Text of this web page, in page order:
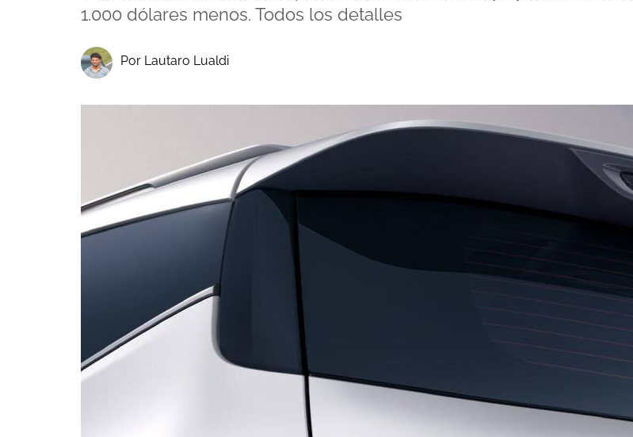
1.000 dólares menos. Todos los detalles
Por Lautaro Lualdi